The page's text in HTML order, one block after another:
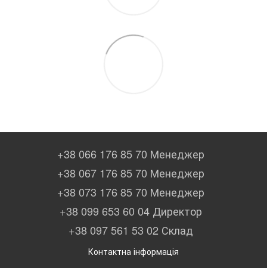
+38 066 176 85 70 Менеджер
+38 067 176 85 70 Менеджер
+38 073 176 85 70 Менеджер
+38 099 653 60 04 Директор
+38 097 561 53 02 Склад
Контактна інформація